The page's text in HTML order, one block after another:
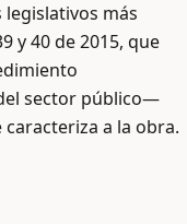
más
y 40 de 2015, que
sector público—
a la obra.